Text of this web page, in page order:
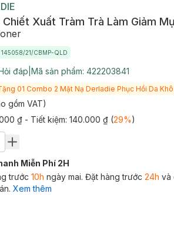
Xuất Tràm Trà Làm Giảm
21/CBMP-QLD
đáp Mã sản phẩm: 422203841
01 Combo 2 Mặt Nạ Derladie Phục Hồi Da
gồm VAT)
₫ - Tiết kiệm: 140.000 ₫(29%)
Miễn Phí 2H
trước 10h ngày mai. Đặt hàng trước 24h và
Xem thêm